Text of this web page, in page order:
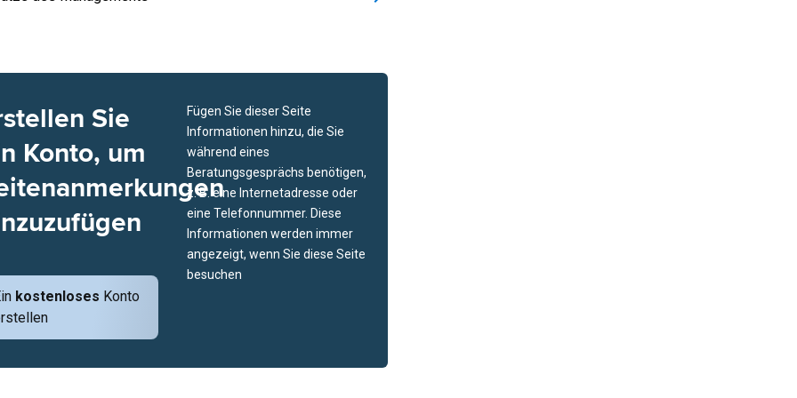
Sie
Konto, um
kostenloses Konto
Fügen Sie dieser Seite
Informationen hinzu, die Sie
während eines
Beratungsgesprächs benötigen,
z. B. eine Internetadresse oder
eine Telefonnummer. Diese
Informationen werden immer
angezeigt, wenn Sie diese Seite
besuchen